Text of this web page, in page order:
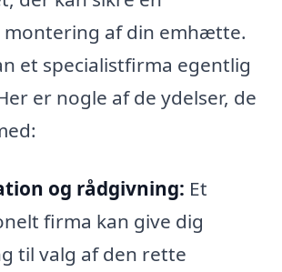
montering af din emhætte.
et specialistfirma egentlig
er nogle af de ydelser, de
og rådgivning: Et
firma kan give dig
til valg af den rette